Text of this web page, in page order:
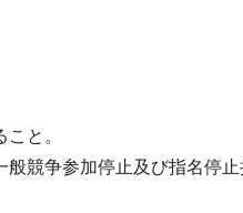
と。
競争参加停止及び指名停